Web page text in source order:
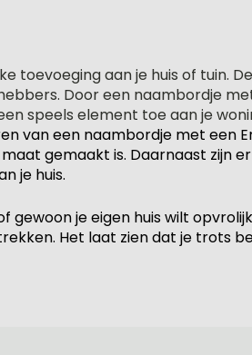
toevoeging aan je huis of tuin.
Door een naambordje
speels element toe aan je
van een naambordje met een
gemaakt is. Daarnaast zijn
je huis.
je eigen huis wilt
Het laat zien dat je trots